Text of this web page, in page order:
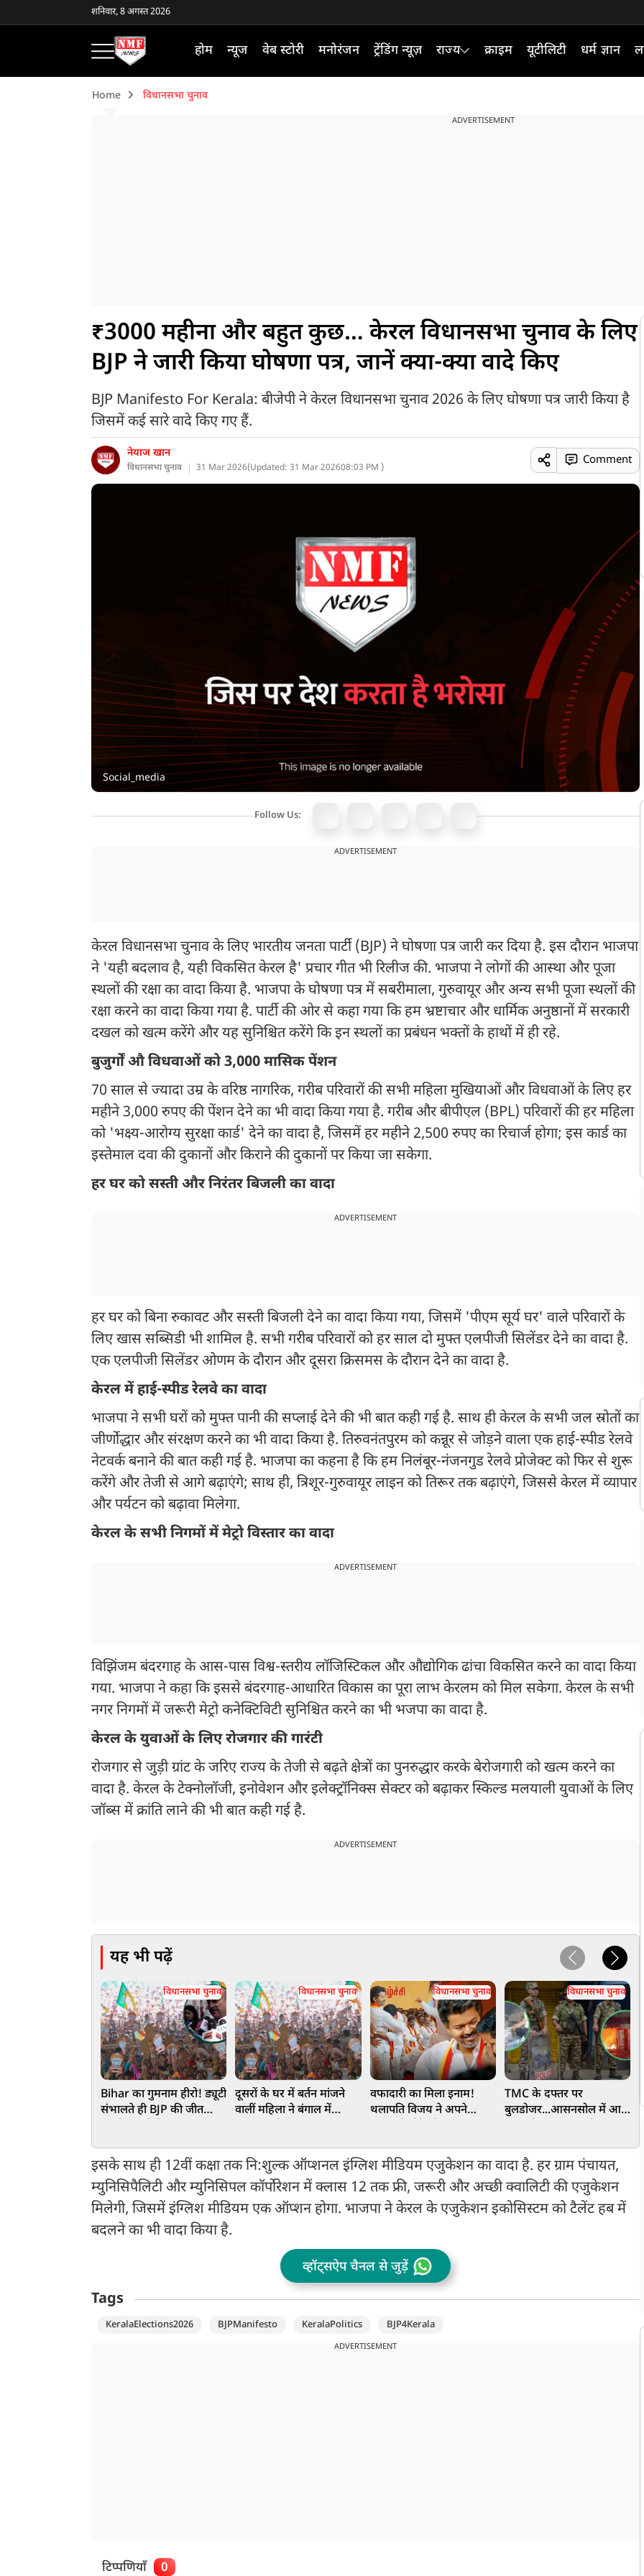
शनिवार, 8 अगस्त 2026
होम न्यूज वेब स्टोरी मनोरंजन ट्रेंडिंग न्यूज़ राज्य क्राइम यूटीलिटी धर्म ज्ञान
Home विधानसभा चुनाव
ADVERTISEMENT
₹3000 महीना और बहुत कुछ… केरल विधानसभा चुनाव के लिए
BJP ने जारी किया घोषणा पत्र, जानें क्या-क्या वादे किए
BJP Manifesto For Kerala: बीजेपी ने केरल विधानसभा चुनाव 2026 के लिए घोषणा पत्र जारी किया है
जिसमें कई सारे वादे किए गए हैं.
नेयाज खान
विधानसभा चुनाव 31 Mar 2026(Updated: 31 Mar 202608:03 PM )
Comment
Social_media
Follow Us:
ADVERTISEMENT
केरल विधानसभा चुनाव के लिए भारतीय जनता पार्टी (BJP) ने घोषणा पत्र जारी कर दिया है. इस दौरान भाजपा
ने 'यही बदलाव है, यही विकसित केरल है' प्रचार गीत भी रिलीज की. भाजपा ने लोगों की आस्था और पूजा
स्थलों की रक्षा का वादा किया है. भाजपा के घोषणा पत्र में सबरीमाला, गुरुवायूर और अन्य सभी पूजा स्थलों की
रक्षा करने का वादा किया गया है. पार्टी की ओर से कहा गया कि हम भ्रष्टाचार और धार्मिक अनुष्ठानों में सरकारी
दखल को खत्म करेंगे और यह सुनिश्चित करेंगे कि इन स्थलों का प्रबंधन भक्तों के हाथों में ही रहे.
बुजुर्गों औ विधवाओं को 3,000 मासिक पेंशन
70 साल से ज्यादा उम्र के वरिष्ठ नागरिक, गरीब परिवारों की सभी महिला मुखियाओं और विधवाओं के लिए हर
महीने 3,000 रुपए की पेंशन देने का भी वादा किया गया है. गरीब और बीपीएल (BPL) परिवारों की हर महिला
को 'भक्ष्य-आरोग्य सुरक्षा कार्ड' देने का वादा है, जिसमें हर महीने 2,500 रुपए का रिचार्ज होगा; इस कार्ड का
इस्तेमाल दवा की दुकानों और किराने की दुकानों पर किया जा सकेगा.
हर घर को सस्ती और निरंतर बिजली का वादा
ADVERTISEMENT
हर घर को बिना रुकावट और सस्ती बिजली देने का वादा किया गया, जिसमें 'पीएम सूर्य घर' वाले परिवारों के
लिए खास सब्सिडी भी शामिल है. सभी गरीब परिवारों को हर साल दो मुफ्त एलपीजी सिलेंडर देने का वादा है.
एक एलपीजी सिलेंडर ओणम के दौरान और दूसरा क्रिसमस के दौरान देने का वादा है.
केरल में हाई-स्पीड रेलवे का वादा
भाजपा ने सभी घरों को मुफ्त पानी की सप्लाई देने की भी बात कही गई है. साथ ही केरल के सभी जल स्रोतों का
जीर्णोद्धार और संरक्षण करने का भी वादा किया है. तिरुवनंतपुरम को कन्नूर से जोड़ने वाला एक हाई-स्पीड रेलवे
नेटवर्क बनाने की बात कही गई है. भाजपा का कहना है कि हम निलंबूर-नंजनगुड रेलवे प्रोजेक्ट को फिर से शुरू
करेंगे और तेजी से आगे बढ़ाएंगे; साथ ही, त्रिशूर-गुरुवायूर लाइन को तिरूर तक बढ़ाएंगे, जिससे केरल में व्यापार
और पर्यटन को बढ़ावा मिलेगा.
केरल के सभी निगमों में मेट्रो विस्तार का वादा
ADVERTISEMENT
विझिंजम बंदरगाह के आस-पास विश्व-स्तरीय लॉजिस्टिकल और औद्योगिक ढांचा विकसित करने का वादा किया
गया. भाजपा ने कहा कि इससे बंदरगाह-आधारित विकास का पूरा लाभ केरलम को मिल सकेगा. केरल के सभी
नगर निगमों में जरूरी मेट्रो कनेक्टिविटी सुनिश्चित करने का भी भजपा का वादा है.
केरल के युवाओं के लिए रोजगार की गारंटी
रोजगार से जुड़ी ग्रांट के जरिए राज्य के तेजी से बढ़ते क्षेत्रों का पुनरुद्धार करके बेरोजगारी को खत्म करने का
वादा है. केरल के टेक्नोलॉजी, इनोवेशन और इलेक्ट्रॉनिक्स सेक्टर को बढ़ाकर स्किल्ड मलयाली युवाओं के लिए
जॉब्स में क्रांति लाने की भी बात कही गई है.
ADVERTISEMENT
यह भी पढ़ें
विधानसभा चुनाव
Bihar का गुमनाम हीरो! ड्यूटी
संभालते ही BJP की जीत
विधानसभा चुनाव
दूसरों के घर में बर्तन मांजने
वालीं महिला ने बंगाल में
विधानसभा चुनाव
वफादारी का मिला इनाम!
थलापति विजय ने अपने
वायरल हो रहा है वीडियो
विधानसभा चुनाव
TMC के दफ्तर पर
बुलडोजर...आसनसोल में आग,
इसके साथ ही 12वीं कक्षा तक नि:शुल्क ऑप्शनल इंग्लिश मीडियम एजुकेशन का वादा है. हर ग्राम पंचायत,
म्युनिसिपैलिटी और म्युनिसिपल कॉर्पोरेशन में क्लास 12 तक फ्री, जरूरी और अच्छी क्वालिटी की एजुकेशन
मिलेगी, जिसमें इंग्लिश मीडियम एक ऑप्शन होगा. भाजपा ने केरल के एजुकेशन इकोसिस्टम को टैलेंट हब में
बदलने का भी वादा किया है.
व्हॉट्सऐप चैनल से जुड़ें
Tags
KeralaElections2026 BJPManifesto KeralaPolitics BJP4Kerala
ADVERTISEMENT
टिप्पणियाँ 0